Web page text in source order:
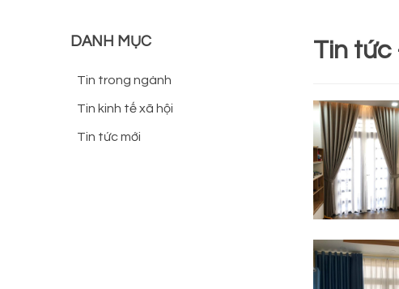
DANH MỤC
Tin trong ngành
Tin kinh tế xã hội
Tin tức mới
Tin tức